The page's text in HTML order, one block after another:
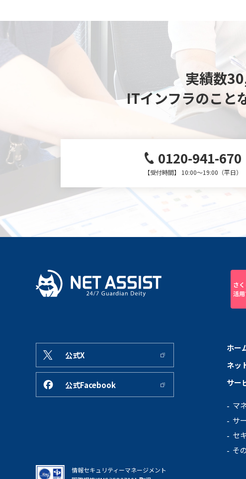
実績数
ITインフラのこと
0120-941-670
【受付時間】 10:00～19:00（平日）
ホー
ネッ
サー
マ
サ
セ
そ
公式X
公式Facebook
情報セキュリティーマネージメント